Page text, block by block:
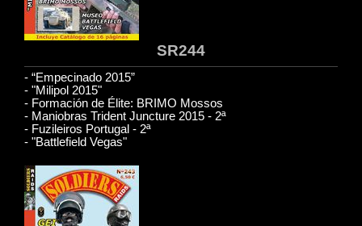
SR244
- “Empecinado 2015”
- "Milipol 2015"
- Formación de Élite: BRIMO Mossos
- Maniobras Trident Juncture 2015 - 2ª
- Fuzileiros Portugal - 2ª
- "Battlefield Vegas"